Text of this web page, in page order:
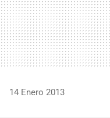
14 Enero 2013